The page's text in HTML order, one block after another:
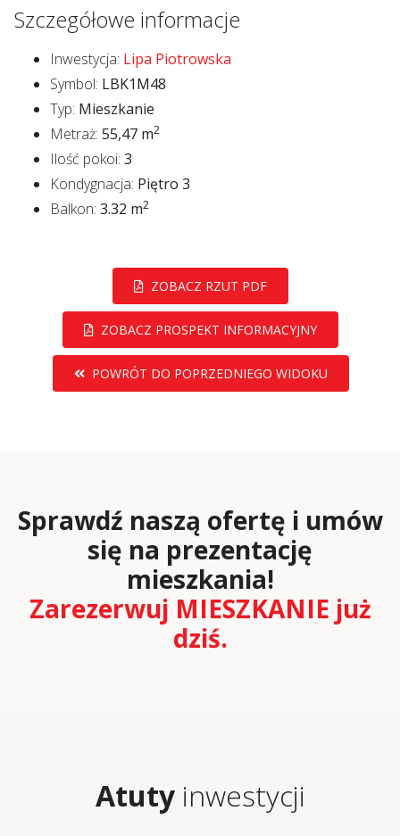
Szczegółowe informacje
Inwestycja: Lipa Piotrowska
Symbol: LBK1M48
Typ: Mieszkanie
Metraż: 55,47 m2
Ilość pokoi: 3
Kondygnacja: Piętro 3
Balkon: 3.32 m2
ZOBACZ RZUT PDF
ZOBACZ PROSPEKT INFORMACYJNY
POWRÓT DO POPRZEDNIEGO WIDOKU
Sprawdź naszą ofertę i umów
się na prezentację
mieszkania!
Zarezerwuj MIESZKANIE już
dziś.
Atutyinwestycji